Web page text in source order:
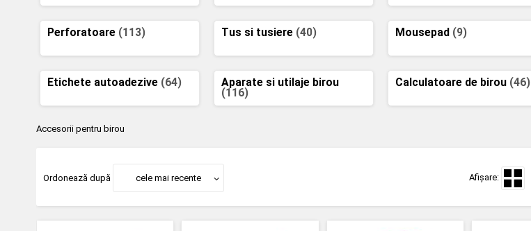
Perforatoare (113) Tus si tusiere (40) Mousepad (9)
Etichete autoadezive (64)
Aparate si utilaje birou
(116)
Calculatoare de birou (46)
Accesorii pentru birou
Ordonează după cele mai recente Afișare: